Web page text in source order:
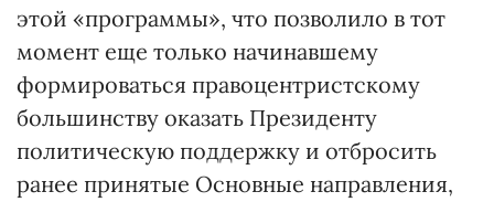
этой «программы», что позволило в тот
момент еще только начинавшему
формироваться правоцентристскому
большинству оказать Президенту
политическую поддержку и отбросить
ранее принятые Основные направления,